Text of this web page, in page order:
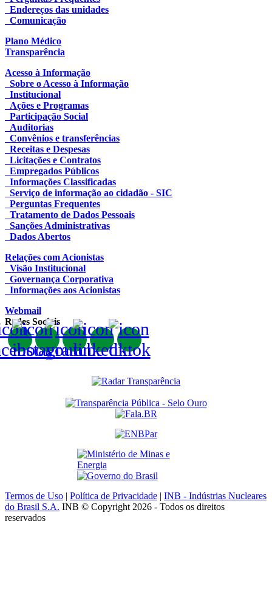
Endereços das unidades
Comunicação
Plano Médico
Transparência
Acesso à Informação
Sobre o Acesso à Informação
Institucional
Ações e Programas
Participação Social
Auditorias
Convênios e transferências
Receitas e Despesas
Licitações e Contratos
Empregados Públicos
Informações Classificadas
Serviço de informação ao cidadão - SIC
Perguntas Frequentes
Tratamento de Dados Pessoais
Sanções Administrativas
Dados Abertos
Relações com Acionistas
Visão Institucional
Governança Corporativa
Informações aos Acionistas
Webmail
Redes Sociais
Termos de Uso | Política de Privacidade | INB - Indústrias Nucleares
do Brasil S.A. INB © Copyright 2026 - Todos os direitos
reservados